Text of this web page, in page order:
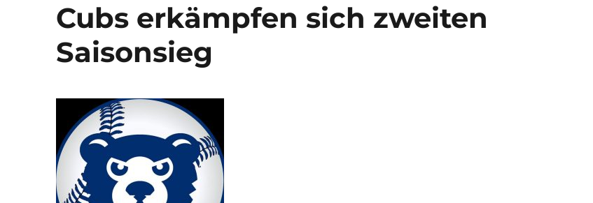
Cubs erkämpfen sich zweiten
Saisonsieg